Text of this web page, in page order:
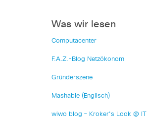
Was wir lesen
Computacenter
F.A.Z.-Blog Netzökonom
Gründerszene
Mashable (Englisch)
wiwo blog – Kroker's Look @ IT